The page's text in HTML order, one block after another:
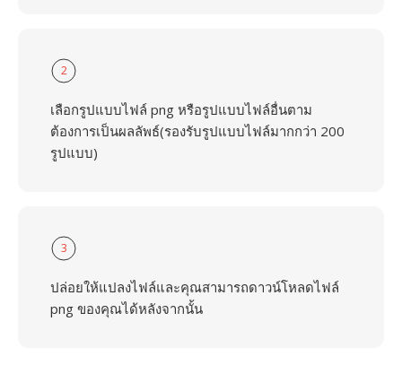
2
เลือกรูปแบบไฟล์ png หรือรูปแบบไฟล์อื่นตาม
ต้องการเป็นผลลัพธ์(รองรับรูปแบบไฟล์มากกว่า 200
รูปแบบ)
3
ปล่อยให้แปลงไฟล์และคุณสามารถดาวน์โหลดไฟล์
png ของคุณได้หลังจากนั้น